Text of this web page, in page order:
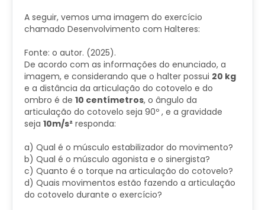
A seguir, vemos uma imagem do exercício
chamado Desenvolvimento com Halteres:
Fonte: o autor. (2025).
De acordo com as informações do enunciado, a
imagem, e considerando que o halter possui 20 kg
e a distância da articulação do cotovelo e do
ombro é de 10 centímetros, o ângulo da
articulação do cotovelo seja 90º , e a gravidade
seja 10m/s² responda:
a) Qual é o músculo estabilizador do movimento?
b) Qual é o músculo agonista e o sinergista?
c) Quanto é o torque na articulação do cotovelo?
d) Quais movimentos estão fazendo a articulação
do cotovelo durante o exercício?